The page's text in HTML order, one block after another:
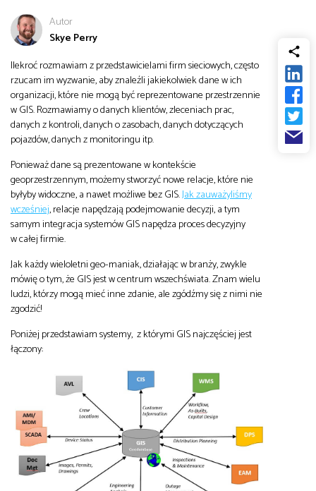
do
Infrastruktura i telekomunikacja
Turystyka i rekreacja
Autor
Skye Perry
Ilekroć rozmawiam z przedstawicielami firm sieciowych, często
rzucam im wyzwanie, aby znaleźli jakiekolwiek dane w ich
organizacji, które nie mogą być reprezentowane przestrzennie
w GIS. Rozmawiamy o danych klientów, zleceniach prac,
danych z kontroli, danych o zasobach, danych dotyczących
pojazdów, danych z monitoringu itp.
Ponieważ dane są prezentowane w kontekście
geoprzestrzennym, możemy stworzyć nowe relacje, które nie
byłyby widoczne, a nawet możliwe bez GIS.Jak zauważyliśmy
wcześniej, relacje napędzają podejmowanie decyzji, a tym
samym integracja systemów GIS napędza proces decyzyjny
w całej firmie.
Jak każdy wieloletni geo-maniak, działając w branży, zwykle
mówię o tym, że GIS jest w centrum wszechświata. Znam wielu
ludzi, którzy mogą mieć inne zdanie, ale zgódźmy się z nimi nie
zgodzić!
Poniżej przedstawiam systemy, z którymi GIS najczęściej jest
łączony: